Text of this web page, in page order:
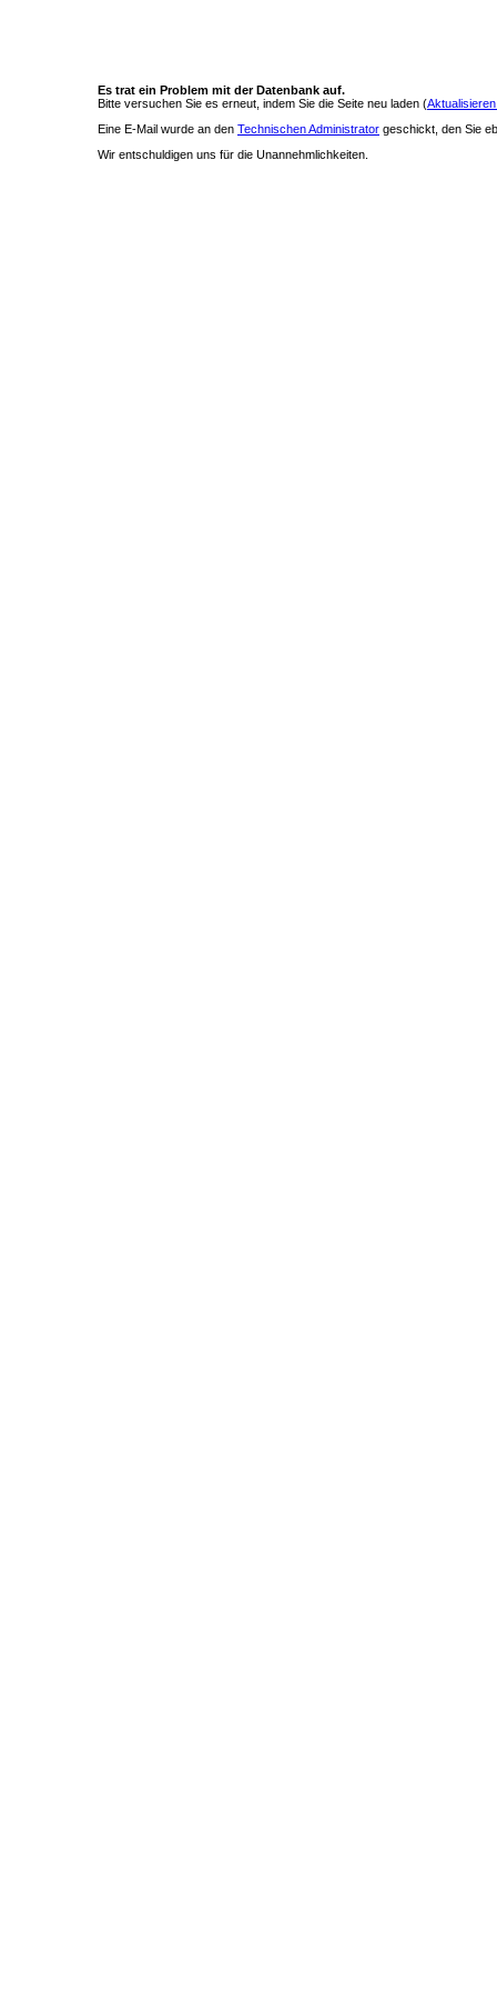
Es trat ein Problem mit der Datenbank auf.
Bitte versuchen Sie es erneut, indem Sie die Seite neu laden (
Eine E-Mail wurde an den Technischen Administrator geschickt, den Sie
Wir entschuldigen uns für die Unannehmlichkeiten.